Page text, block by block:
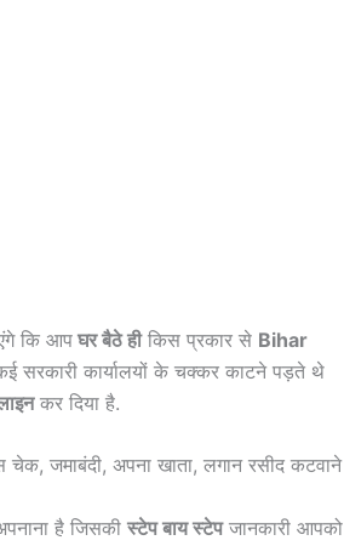
कि आप घर बैठे हीकिस प्रकार से Bihar
सरकारी कार्यालयों के चक्कर काटने पड़ते थे
कर दिया है.
जमाबंदी, अपना खाता, लगान रसीद कटवाने
है जिसकी स्टेप बाय स्टेपजानकारी आपको